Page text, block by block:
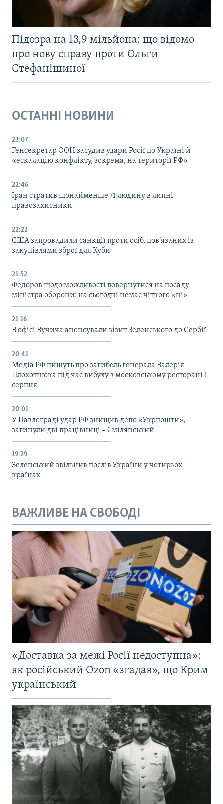
Підозра на 13,9 мільйона: що відомо
про нову справу проти Ольги
Стефанішиної
ОСТАННІ НОВИНИ
23:07
Генсекретар ООН засудив удари Росії по Україні й
«ескалацію конфлікту, зокрема, на території РФ»
22:46
Іран стратив щонайменше 71 людину в липні –
правозахисники
22:22
США запровадили санкції проти осіб, пов’язаних із
закупівлями зброї для Куби
21:52
Федоров щодо можливості повернутися на посаду
міністра оборони: на сьогодні немає чіткого «ні»
21:16
В офісі Вучича анонсували візит Зеленського до Сербії
20:41
Медіа РФ пишуть про загибель генерала Валерія
Плохотнюка під час вибуху в московському ресторані 1
серпня
20:01
У Павлограді удар РФ знищив депо «Укрпошти»,
загинули дві працівниці – Смілянський
19:29
Зеленський звільнив послів України у чотирьох
країнах
ВАЖЛИВЕ НА СВОБОДІ
«Доставка за межі Росії недоступна»:
як російський Ozon «згадав», що Крим
український